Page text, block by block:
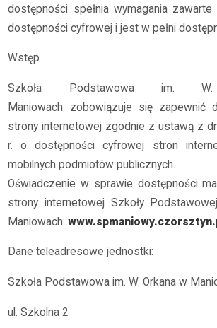
dostępności spełnia wymagania
dostępności cyfrowej i jest w pełni
Wstęp
Szkoła Podstawowa im.
Maniowach zobowiązuje się zapewnić
strony internetowej zgodnie z ustawą z
r. o dostępności cyfrowej stron
mobilnych podmiotów publicznych.
Oświadczenie w sprawie dostępności
strony internetowej Szkoły
Maniowach:
Dane teleadresowe jednostki:
Szkoła Podstawowa im. W. Orkana w
ul. Szkolna 2